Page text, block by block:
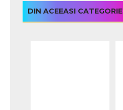
DIN ACEEASI CATEGORIE